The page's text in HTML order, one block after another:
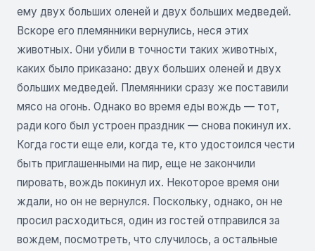
ему двух больших оленей и двух больших медведей.
Вскоре его племянники вернулись, неся этих
животных. Они убили в точности таких животных,
каких было приказано: двух больших оленей и двух
больших медведей. Племянники сразу же поставили
мясо на огонь. Однако во время еды вождь — тот,
ради кого был устроен праздник — снова покинул их.
Когда гости еще ели, когда те, кто удостоился чести
быть приглашенными на пир, еще не закончили
пировать, вождь покинул их. Некоторое время они
ждали, но он не вернулся. Поскольку, однако, он не
просил расходиться, один из гостей отправился за
вождем, посмотреть, что случилось, а остальные